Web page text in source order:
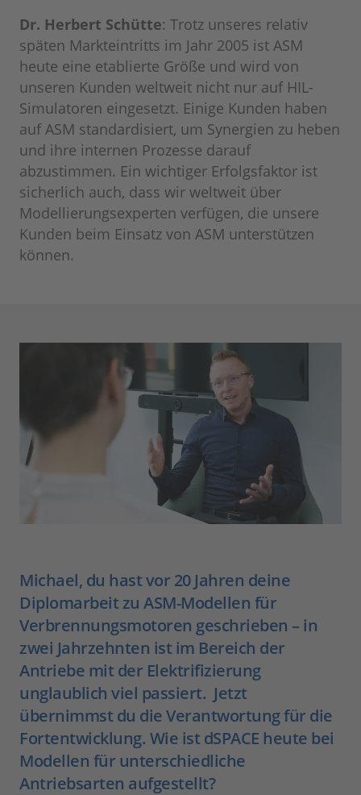
Dr. Herbert Schütte: Trotz unseres relativ
späten Markteintritts im Jahr 2005 ist ASM
heute eine etablierte Größe und wird von
unseren Kunden weltweit nicht nur auf HIL-
Simulatoren eingesetzt. Einige Kunden haben
auf ASM standardisiert, um Synergien zu heben
und ihre internen Prozesse darauf
abzustimmen. Ein wichtiger Erfolgsfaktor ist
sicherlich auch, dass wir weltweit über
Modellierungsexperten verfügen, die unsere
Kunden beim Einsatz von ASM unterstützen
können.
Michael, du hast vor 20 Jahren deine
Diplomarbeit zu ASM-Modellen für
Verbrennungsmotoren geschrieben – in
zwei Jahrzehnten ist im Bereich der
Antriebe mit der Elektrifizierung
unglaublich viel passiert. Jetzt
übernimmst du die Verantwortung für die
Fortentwicklung. Wie ist dSPACE heute bei
Modellen für unterschiedliche
Antriebsarten aufgestellt?